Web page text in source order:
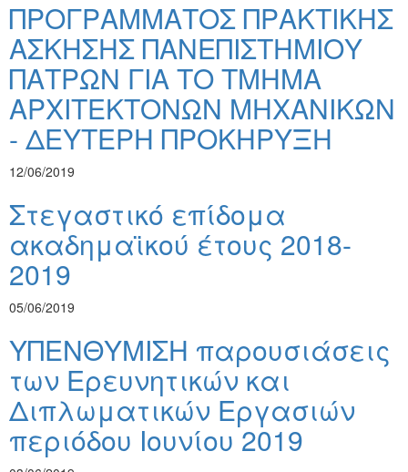
ΠΡΟΓΡΑΜΜΑΤΟΣ ΠΡΑΚΤΙΚΗΣ
ΑΣΚΗΣΗΣ ΠΑΝΕΠΙΣΤΗΜΙΟΥ
ΠΑΤΡΩΝ ΓΙΑ ΤΟ ΤΜΗΜΑ
ΑΡΧΙΤΕΚΤΟΝΩΝ ΜΗΧΑΝΙΚΩΝ
- ΔΕΥΤΕΡΗ ΠΡΟΚΗΡΥΞΗ
12/06/2019
Στεγαστικό επίδομα
ακαδημαϊκού έτους 2018-
2019
05/06/2019
ΥΠΕΝΘΥΜΙΣΗ παρουσιάσεις
των Ερευνητικών και
Διπλωματικών Εργασιών
περιόδου Ιουνίου 2019